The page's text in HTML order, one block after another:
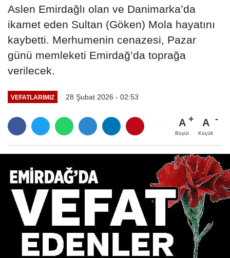
Aslen Emirdağlı olan ve Danimarka’da
ikamet eden Sultan (Göken) Mola hayatını
kaybetti. Merhumenin cenazesi, Pazar
günü memleketi Emirdağ’da toprağa
verilecek.
VEFATLARIMIZ 28 Şubat 2026 - 02:53
A
Büyüt
A
Küçült